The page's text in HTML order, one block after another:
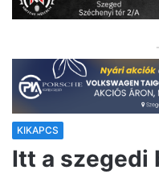
KIKAPCS
Itt a szegedi